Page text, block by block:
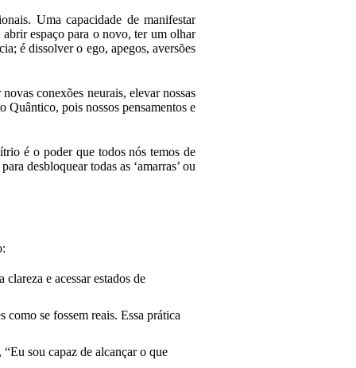
Uma capacidade de manifestar
espaço para o novo, ter um olhar
é dissolver o ego, apegos, aversões
conexões neurais, elevar nossas
Quântico, pois nossos pensamentos e
é o poder que todos nós temos de
desbloquear todas as ‘amarras’ ou
e acessar estados de
como se fossem reais. Essa prática
sou capaz de alcançar o que